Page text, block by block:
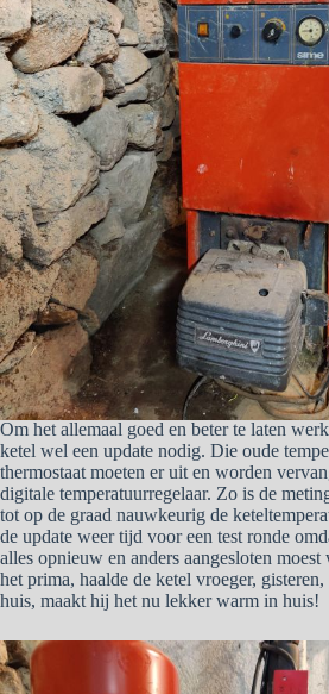
Om het allemaal goed en beter te laten
ketel wel een update nodig. Die oude
thermostaat moeten er uit en worden
digitale temperatuurregelaar. Zo is de
tot op de graad nauwkeurig de
de update weer tijd voor een test ronde
alles opnieuw en anders aangesloten
het prima, haalde de ketel vroeger,
huis, maakt hij het nu lekker warm in huis!